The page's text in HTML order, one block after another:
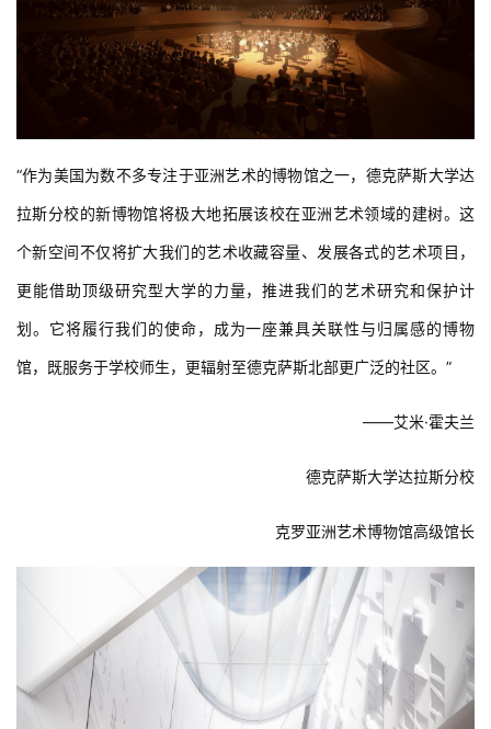
“作为美国为数不多专注于亚洲艺术的博物馆之一，德克萨斯大学达
拉斯分校的新博物馆将极大地拓展该校在亚洲艺术领域的建树。这
个新空间不仅将扩大我们的艺术收藏容量、发展各式的艺术项目，
更能借助顶级研究型大学的力量，推进我们的艺术研究和保护计
划。它将履行我们的使命，成为一座兼具关联性与归属感的博物
馆，既服务于学校师生，更辐射至德克萨斯北部更广泛的社区。”
——艾米·霍夫兰
德克萨斯大学达拉斯分校
克罗亚洲艺术博物馆高级馆长